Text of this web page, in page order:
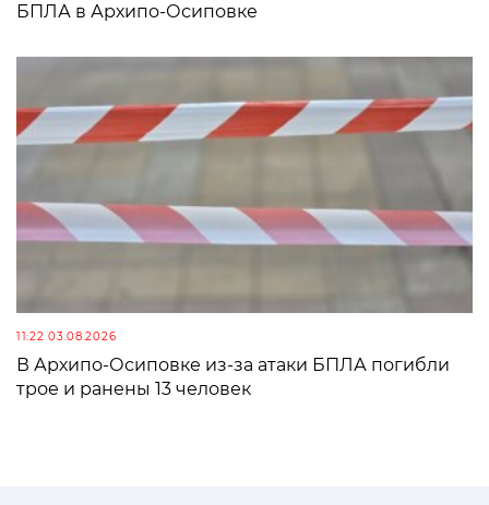
БПЛА в Архипо-Осиповке
11:22 03.08.2026
В Архипо-Осиповке из-за атаки БПЛА погибли
трое и ранены 13 человек